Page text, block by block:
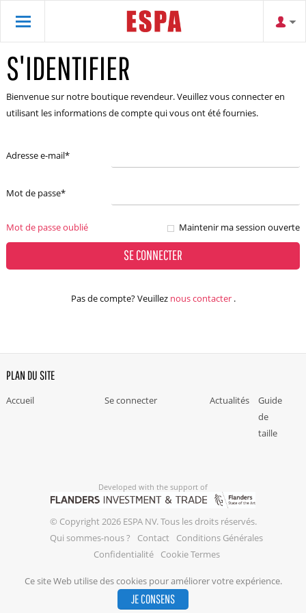
Ce site Web utilise des cookies pour améliorer votre expérience.
JE CONSENS
S'IDENTIFIER
Bienvenue sur notre boutique revendeur. Veuillez vous connecter en
utilisant les informations de compte qui vous ont été fournies.
Adresse e-mail*
Mot de passe*
Mot de passe oublié Maintenir ma session ouverte
SE CONNECTER
Pas de compte? Veuillez nous contacter.
PLAN DU SITE
Accueil Se connecter Actualités
Guide
de
taille
Developed with the support of
© Copyright 2026 ESPA NV. Tous les droits réservés.
Qui sommes-nous ?
Contact
Conditions Générales
Confidentialité
Cookie Termes